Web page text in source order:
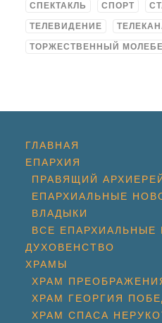
СПЕКТАКЛЬ СПОРТ
ТЕЛЕВИДЕНИЕ
ТОРЖЕСТВЕННЫЙ
ГЛАВНАЯ
ЕПАРХИЯ
ПРАВЯЩИЙ
ЕПАРХИАЛЬНЫЕ
ВЛАДЫКИ
ВСЕ ЕПАРХИАЛЬНЫЕ
ДУХОВЕНСТВО
ХРАМЫ
ХРАМ
ХРАМ ГЕОРГИЯ
ХРАМ СПАСА